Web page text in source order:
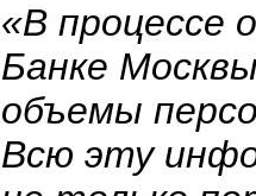
«В процессе
Банке
объемы
Всю эту